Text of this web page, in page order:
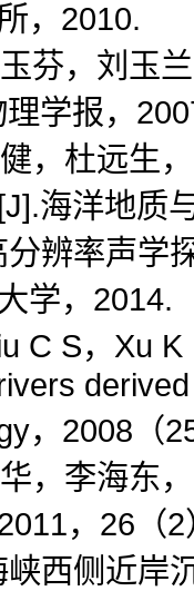
，2010.
芬，刘玉
学报，
，杜远生
海洋地质
辨率声学
学，2014.
C S，Xu
，2008（
，李海东
，26（
西侧近岸